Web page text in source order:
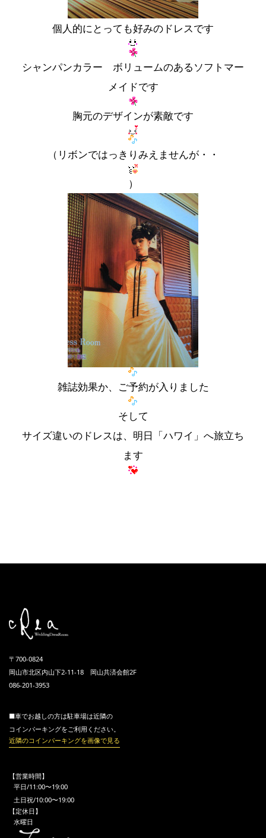
個人的にとっても好みのドレスです
シャンパンカラー ボリュームのあるソフトマー
メイドです
胸元のデザインが素敵です
（リボンではっきりみえませんが・・
）
雑誌効果か、ご予約が入りました
そして
サイズ違いのドレスは、明日「ハワイ」へ旅立ち
ます
〒700-0824
岡山市北区内山下2-11-18 岡山共済会館2F
086-201-3953
■車でお越しの方は駐車場は近隣の
コインパーキングをご利用ください。
近隣のコインパーキングを画像で見る
【営業時間】
平日/11:00〜19:00
土日祝/10:00〜19:00
【定休日】
水曜日